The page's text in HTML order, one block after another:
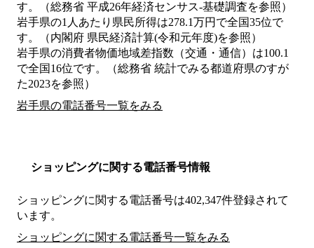
す。（総務省 平成26年経済センサス‐基礎調査を参照）
岩手県の1人あたり県民所得は278.1万円で全国35位で
す。（内閣府 県民経済計算(令和元年度)を参照）
岩手県の消費者物価地域差指数（交通・通信）は100.1
で全国16位です。（総務省 統計でみる都道府県のすが
た2023を参照）
岩手県の電話番号一覧をみる
ショッピングに関する電話番号情報
ショッピングに関する電話番号は402,347件登録されて
います。
ショッピングに関する電話番号一覧をみる